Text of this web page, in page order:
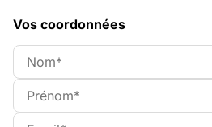
Vos coordonnées